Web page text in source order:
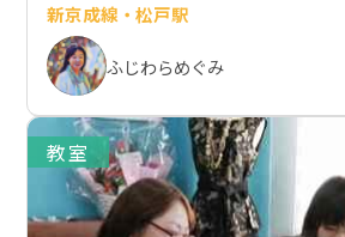
新京成線・松戸駅
ふじわらめぐみ
教室